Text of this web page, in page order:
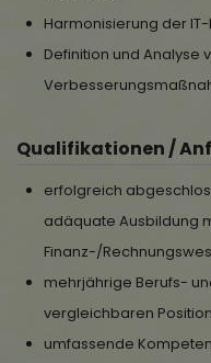
Harmonisierung der
Definition und Analyse
Qualifikationen /
erfolgreich
adäquate Ausbildung
Finanz-/
mehrjährige Berufs-
vergleichbaren Position
umfassende